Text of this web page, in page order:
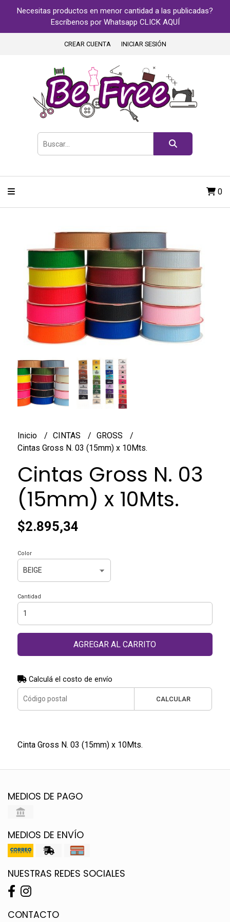
Necesitas productos en menor cantidad a las publicadas?
Escríbenos por Whatsapp CLICK AQUÍ
CREAR CUENTA INICIAR SESIÓN
0
Inicio CINTAS
GROSS
Cintas Gross N. 03 (15mm) x 10Mts.
Cintas Gross N. 03
(15mm) x 10Mts.
$2.895,34
Color
Cantidad
AGREGAR AL CARRITO
Calculá el costo de envío
CALCULAR
Cinta Gross N. 03 (15mm) x 10Mts.
MEDIOS DE PAGO
MEDIOS DE ENVÍO
NUESTRAS REDES SOCIALES
CONTACTO